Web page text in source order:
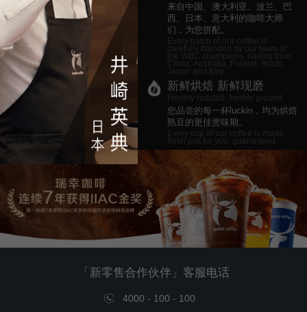
来自中国、澳大利亚、波兰、巴
西、日本、意大利的咖啡大师
们，为您拼配。
Every batch of our coffee is
carefully blended by our team of
the WBC champions, hailing from
China, Australia, Poland, Brazil,
Japan and Italy.
新鲜烘焙 新鲜现磨
Freshly roasted, freshly ground.
您品尝的每一杯luckin，均为烘焙
熟豆的更佳赏味期。
Every cup of our coffee is made
fresh just for you, guaranteed.
「新零售合作伙伴」客服电话
4000 - 100 - 100